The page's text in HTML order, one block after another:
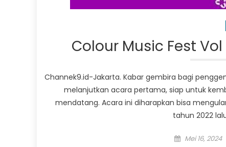
Colour Music Fest
Channek9.id-Jakarta. Kabar gembira bagi
melanjutkan acara pertama, siap untuk
mendatang. Acara ini diharapkan bisa
tahun 2022
Posted
Mei 16, 2024